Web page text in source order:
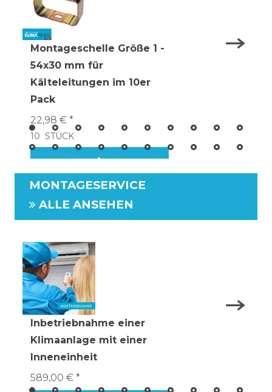
Montageschelle Größe 1 -
54x30 mm für
Kälteleitungen im 10er
Pack
22,98 € *
10 STÜCK
MONTAGESERVICE
ALLE ANSEHEN
Inbetriebnahme einer
Klimaanlage mit einer
Inneneinheit
589,00 € *